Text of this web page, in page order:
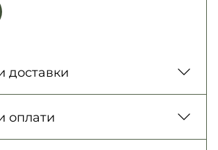
доставки
кожного дня. Післяплата тільки
від 500 грн
оплати